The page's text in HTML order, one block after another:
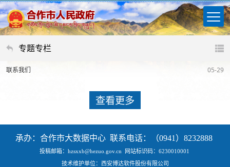
专题专栏
联系我们 05-29
查看更多
承办：合作市大数据中心 联系电话：（0941）8232888
投稿邮箱：hzsxxb@hezuo.gov.cn
网站标识码：6230010001
技术维护单位：西安博达软件股份有限公司